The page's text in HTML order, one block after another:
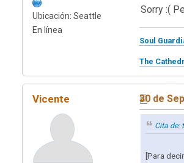
Ubicación: Seattle
En línea
Sorry :(
Soul
The
Vicente 30 de
Cita de:
[Para